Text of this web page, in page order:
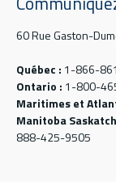
60 Rue Gaston-
Québec : 1-866-
Ontario : 1-800-
Maritimes et
Manitoba
888-425-9505